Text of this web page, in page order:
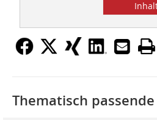
Thematisch